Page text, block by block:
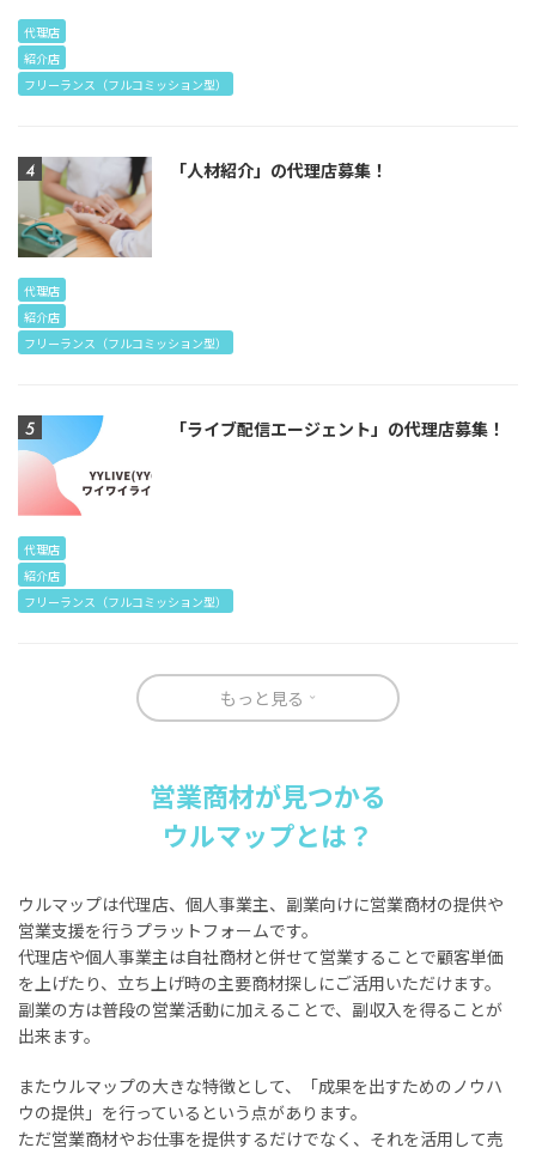
代理店
紹介店
フリーランス（フルコミッション型）
「人材紹介」の代理店募集！
代理店
紹介店
フリーランス（フルコミッション型）
「ライブ配信エージェント」の代理店募集！
代理店
紹介店
フリーランス（フルコミッション型）
もっと見る
営業商材が見つかる
ウルマップとは？
ウルマップは代理店、個人事業主、副業向けに営業商材の提供や
営業支援を行うプラットフォームです。
代理店や個人事業主は自社商材と併せて営業することで顧客単価
を上げたり、立ち上げ時の主要商材探しにご活用いただけます。
副業の方は普段の営業活動に加えることで、副収入を得ることが
出来ます。
またウルマップの大きな特徴として、「成果を出すためのノウハ
ウの提供」を行っているという点があります。
ただ営業商材やお仕事を提供するだけでなく、それを活用して売